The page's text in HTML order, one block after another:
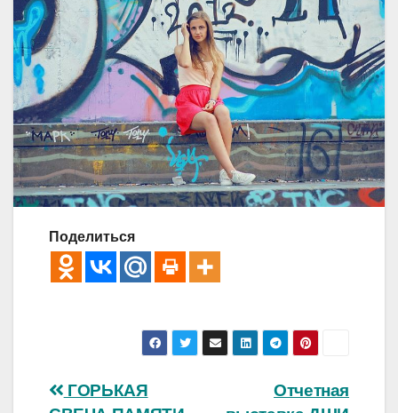
Поделиться
Навигация
Отчетная
ГОРЬКАЯ